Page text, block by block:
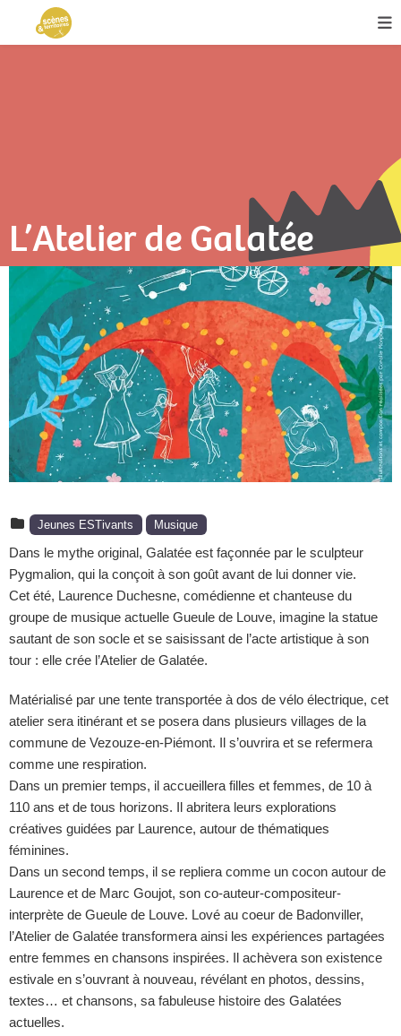
L’Atelier de Galatée
Jeunes ESTivants Musique
Dans le mythe original, Galatée est façonnée par le sculpteur
Pygmalion, qui la conçoit à son goût avant de lui donner vie.
Cet été, Laurence Duchesne, comédienne et chanteuse du
groupe de musique actuelle Gueule de Louve, imagine la statue
sautant de son socle et se saisissant de l’acte artistique à son
tour : elle crée l’Atelier de Galatée.
Matérialisé par une tente transportée à dos de vélo électrique, cet
atelier sera itinérant et se posera dans plusieurs villages de la
commune de Vezouze-en-Piémont. Il s’ouvrira et se refermera
comme une respiration.
Dans un premier temps, il accueillera filles et femmes, de 10 à
110 ans et de tous horizons. Il abritera leurs explorations
créatives guidées par Laurence, autour de thématiques
féminines.
Dans un second temps, il se repliera comme un cocon autour de
Laurence et de Marc Goujot, son co-auteur-compositeur-
interprète de Gueule de Louve. Lové au coeur de Badonviller,
l’Atelier de Galatée transformera ainsi les expériences partagées
entre femmes en chansons inspirées. Il achèvera son existence
estivale en s’ouvrant à nouveau, révélant en photos, dessins,
textes… et chansons, sa fabuleuse histoire des Galatées
actuelles.